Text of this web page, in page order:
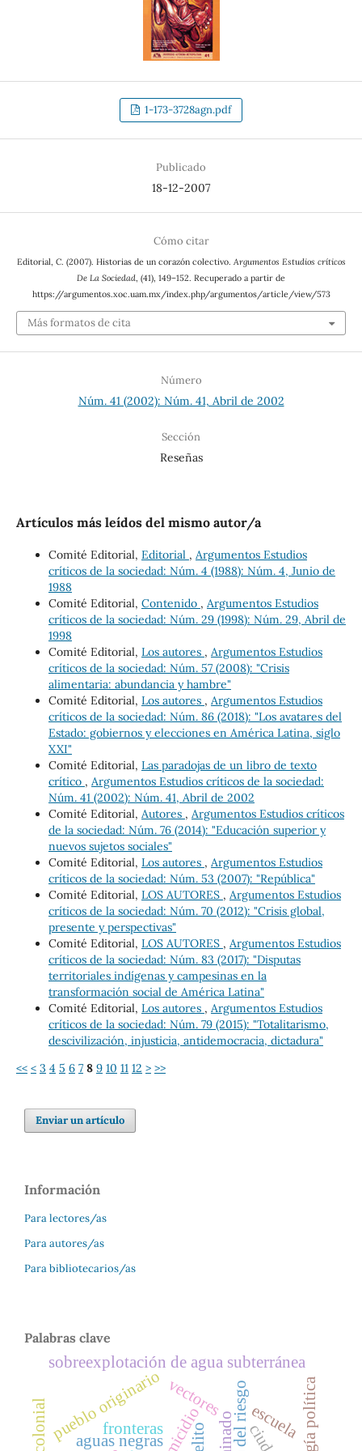
1-173-3728agn.pdf
Publicado
18-12-2007
Cómo citar
Editorial, C. (2007). Historias de un corazón colectivo. Argumentos Estudios críticos
De La Sociedad, (41), 149–152. Recuperado a partir de
https://argumentos.xoc.uam.mx/index.php/argumentos/article/view/573
Más formatos de cita
Número
Núm. 41 (2002): Núm. 41, Abril de 2002
Sección
Reseñas
Artículos más leídos del mismo autor/a
Comité Editorial, Editorial , Argumentos Estudios
críticos de la sociedad: Núm. 4 (1988): Núm. 4, Junio de
1988
Comité Editorial, Contenido , Argumentos Estudios
críticos de la sociedad: Núm. 29 (1998): Núm. 29, Abril de
1998
Comité Editorial, Los autores , Argumentos Estudios
críticos de la sociedad: Núm. 57 (2008): "Crisis
alimentaria: abundancia y hambre"
Comité Editorial, Los autores , Argumentos Estudios
críticos de la sociedad: Núm. 86 (2018): "Los avatares del
Estado: gobiernos y elecciones en América Latina, siglo
XXI"
Comité Editorial, Las paradojas de un libro de texto
crítico , Argumentos Estudios críticos de la sociedad:
Núm. 41 (2002): Núm. 41, Abril de 2002
Comité Editorial, Autores , Argumentos Estudios críticos
de la sociedad: Núm. 76 (2014): "Educación superior y
nuevos sujetos sociales"
Comité Editorial, Los autores , Argumentos Estudios
críticos de la sociedad: Núm. 53 (2007): "República"
Comité Editorial, LOS AUTORES , Argumentos Estudios
críticos de la sociedad: Núm. 70 (2012): "Crisis global,
presente y perspectivas"
Comité Editorial, LOS AUTORES , Argumentos Estudios
críticos de la sociedad: Núm. 83 (2017): "Disputas
territoriales indígenas y campesinas en la
transformación social de América Latina"
Comité Editorial, Los autores , Argumentos Estudios
críticos de la sociedad: Núm. 79 (2015): "Totalitarismo,
descivilización, injusticia, antidemocracia, dictadura"
<< < 3 4 5 6 7 8 9 10 11 12 > >>
Enviar un artículo
Información
Para lectores/as
Para autores/as
Para bibliotecarios/as
Palabras clave
aguas negras delito minado
sobreexplotación de agua subterránea
pueblo originariovectores
escuela
fronteras